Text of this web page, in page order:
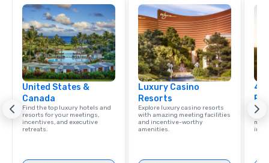
United States &
Canada
Find the top luxury hotels and
resorts for your meetings,
incentives, and executive
retreats.
Luxury Casino
Resorts
Explore luxury casino resorts
with amazing meeting facilities
and incentive-worthy
amenities.
4